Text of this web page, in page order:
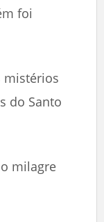
foi
mistérios
do Santo
milagre